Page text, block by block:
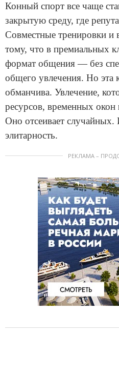
Конный спорт все чаще
закрытую среду, где
Совместные тренировки и
тому, что в премиальных
формат общения — без
общего увлечения. Но эта
обманчива. Увлечение,
ресурсов, временных окон
Оно отсеивает
элитарность.
РЕКЛАМА –